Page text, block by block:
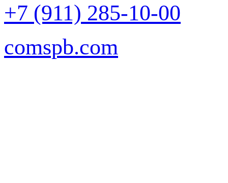
+7 (911) 285-10-00
comspb.com